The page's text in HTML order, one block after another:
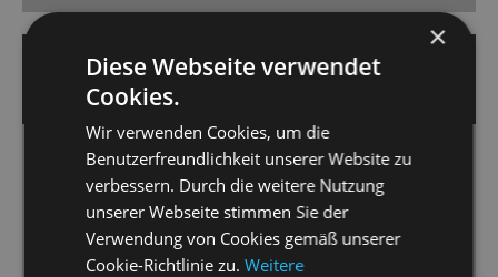
19. April 2025 | Ute Grundmann
OPERN.NEWS
Zeitgeschichte mit Fallstricken
In John Kanders Musical „Cabaret“ bringt Matthias
Reichwald beglückende Songs und bedrückende
Szenen zusammen.
×
Diese Webseite verwendet
Cookies.
Wir verwenden Cookies, um die
Benutzerfreundlichkeit unserer Website zu
verbessern. Durch die weitere Nutzung
unserer Webseite stimmen Sie der
Verwendung von Cookies gemäß unserer
Cookie-Richtlinie zu.Weitere